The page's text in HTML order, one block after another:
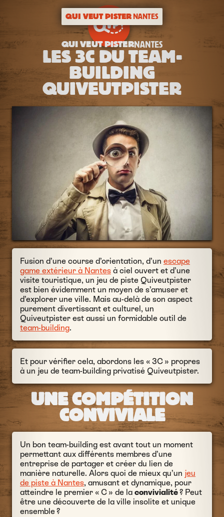
QUI VEUT PISTERNANTES
QUI VEUT PISTERNANTES
LES 3C DU TEAM-
BUILDING
QUIVEUTPISTER
Fusion d’une course d’orientation, d’un escape
game extérieur à Nantes à ciel ouvert et d’une
visite touristique, un jeu de piste Quiveutpister
est bien évidemment un moyen de s’amuser et
d’explorer une ville. Mais au-delà de son aspect
purement divertissant et culturel, un
Quiveutpister est aussi un formidable outil de
team-building.
Et pour vérifier cela, abordons les « 3C » propres
à un jeu de team-building privatisé Quiveutpister.
UNE COMPÉTITION
CONVIVIALE
Un bon team-building est avant tout un moment
permettant aux différents membres d’une
entreprise de partager et créer du lien de
manière naturelle. Alors quoi de mieux qu’un jeu
de piste à Nantes, amusant et dynamique, pour
atteindre le premier « C » de la convivialité? Peut
être une découverte de la ville insolite et unique
ensemble ?